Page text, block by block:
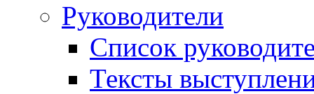
Руководители
Список
Тексты